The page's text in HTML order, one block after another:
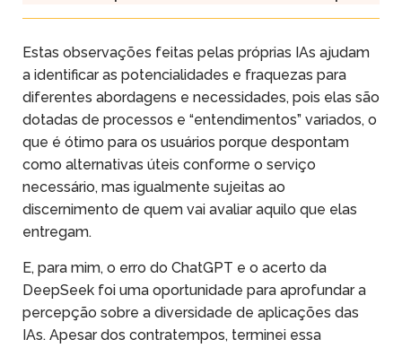
Estas observações feitas pelas próprias IAs ajudam
a identificar as potencialidades e fraquezas para
diferentes abordagens e necessidades, pois elas são
dotadas de processos e “entendimentos” variados, o
que é ótimo para os usuários porque despontam
como alternativas úteis conforme o serviço
necessário, mas igualmente sujeitas ao
discernimento de quem vai avaliar aquilo que elas
entregam.
E, para mim, o erro do ChatGPT e o acerto da
DeepSeek foi uma oportunidade para aprofundar a
percepção sobre a diversidade de aplicações das
IAs. Apesar dos contratempos, terminei essa